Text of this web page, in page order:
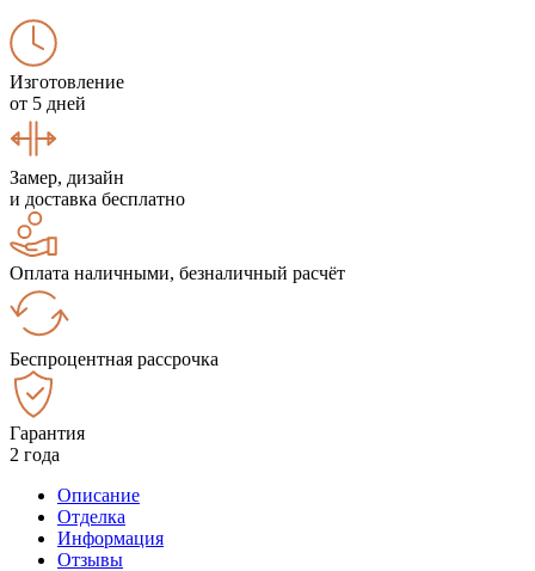
Изготовление
от 5 дней
Замер, дизайн
и доставка бесплатно
Оплата наличными, безналичный расчёт
Беспроцентная рассрочка
Гарантия
2 года
Описание
Отделка
Информация
Отзывы